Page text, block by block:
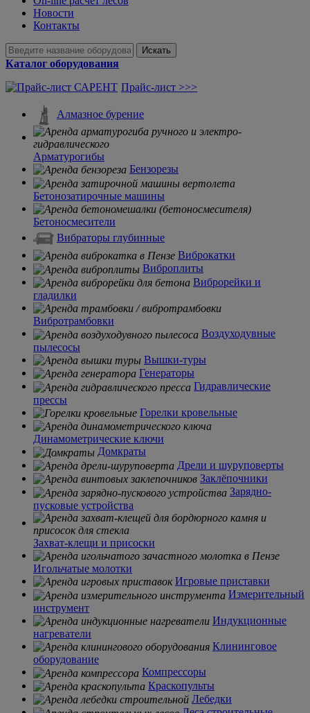
Новости
Контакты
Искать
Каталог оборудования
Прайс-лист >>>
Алмазное бурение
Арматурогибы
Бензорезы
Бетонозатирочные машины
Бетоносмесители
Вибраторы глубинные
Виброкатки
Виброплиты
Виброрейки и
гладилки
Вибротрамбовки
Воздуходувные
пылесосы
Вышки-туры
Генераторы
Гидравлические
прессы
Горелки кровельные
Динамометрические ключи
Домкраты
Дрели и шуруповерты
Заклёпочники
Зарядно-
пусковые устройства
Захват-клещи и присоски
Игольчатые молотки
Игровые приставки
Измерительный
инструмент
Индукционные
нагреватели
Клининговое
оборудование
Компрессоры
Краскопульты
Лебедки